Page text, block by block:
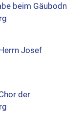
beim Gäubodn
Josef
der